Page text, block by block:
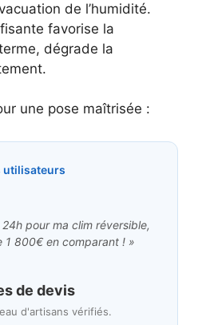
de l’humidité.
favorise la
dégrade la
une pose maîtrisée :
utilisateurs
pour ma clim réversible,
1 800€ en comparant ! »
de devis
d'artisans vérifiés.